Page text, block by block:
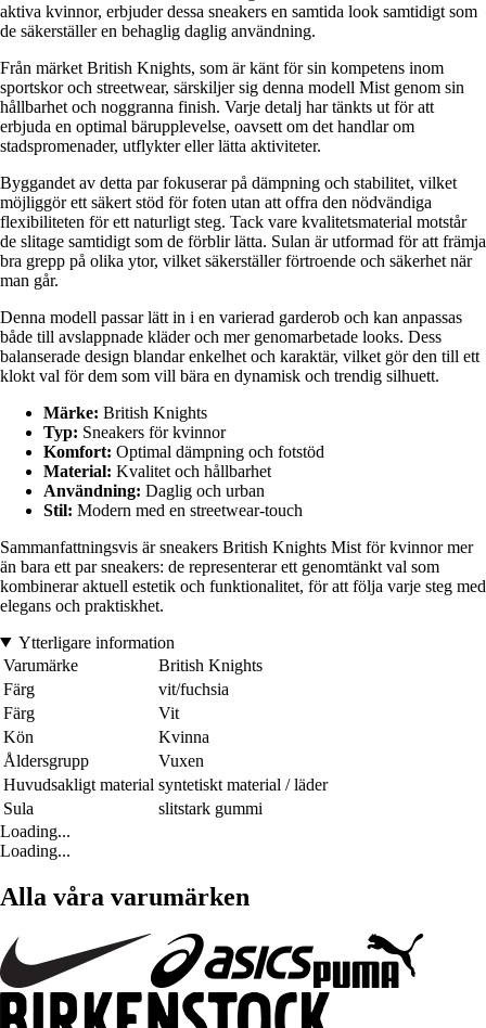
aktiva kvinnor, erbjuder dessa sneakers en samtida look samtidigt som
de säkerställer en behaglig daglig användning.
Från märket British Knights, som är känt för sin kompetens inom
sportskor och streetwear, särskiljer sig denna modell Mist genom sin
hållbarhet och noggranna finish. Varje detalj har tänkts ut för att
erbjuda en optimal bärupplevelse, oavsett om det handlar om
stadspromenader, utflykter eller lätta aktiviteter.
Byggandet av detta par fokuserar på dämpning och stabilitet, vilket
möjliggör ett säkert stöd för foten utan att offra den nödvändiga
flexibiliteten för ett naturligt steg. Tack vare kvalitetsmaterial motstår
de slitage samtidigt som de förblir lätta. Sulan är utformad för att främja
bra grepp på olika ytor, vilket säkerställer förtroende och säkerhet när
man går.
Denna modell passar lätt in i en varierad garderob och kan anpassas
både till avslappnade kläder och mer genomarbetade looks. Dess
balanserade design blandar enkelhet och karaktär, vilket gör den till ett
klokt val för dem som vill bära en dynamisk och trendig silhuett.
Märke: British Knights
Typ: Sneakers för kvinnor
Komfort: Optimal dämpning och fotstöd
Material: Kvalitet och hållbarhet
Användning: Daglig och urban
Stil: Modern med en streetwear-touch
Sammanfattningsvis är sneakers British Knights Mist för kvinnor mer
än bara ett par sneakers: de representerar ett genomtänkt val som
kombinerar aktuell estetik och funktionalitet, för att följa varje steg med
elegans och praktiskhet.
Ytterligare information
Varumärke
British Knights
Färg
vit/fuchsia
Färg
Vit
Kön
Kvinna
Åldersgrupp
Vuxen
Huvudsakligt material syntetiskt material / läder
Sula
slitstark gummi
Loading...
Loading...
Alla våra varumärken